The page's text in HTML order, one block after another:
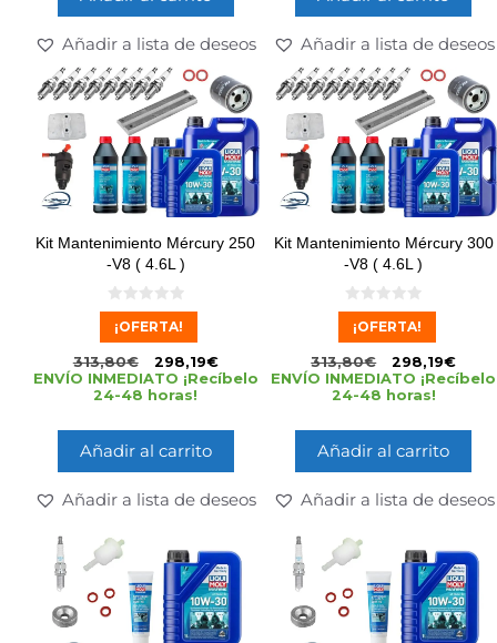
Añadir a lista de deseos Añadir a lista de deseos
Kit Mantenimiento Mércury 250
-V8 ( 4.6L )
0
e
¡OFERTA!
313,80€ 298,19€
ENVÍO INMEDIATO ¡Recíbelo
24-48 horas!
Añadir al carrito
Añadir a lista de deseos
Kit Mantenimiento Mércury 300
-V8 ( 4.6L )
0
e
¡OFERTA!
313,80€ 298,19€
ENVÍO INMEDIATO ¡Recíbelo
24-48 horas!
Añadir al carrito
Añadir a lista de deseos